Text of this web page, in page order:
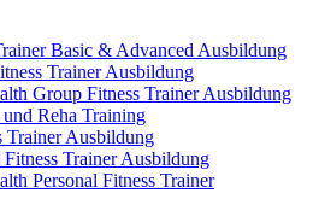
Basic & Advanced Ausbildung
Trainer Ausbildung
Group Fitness Trainer Ausbildung
Reha Training
Trainer Ausbildung
Trainer Ausbildung
Personal Fitness Trainer